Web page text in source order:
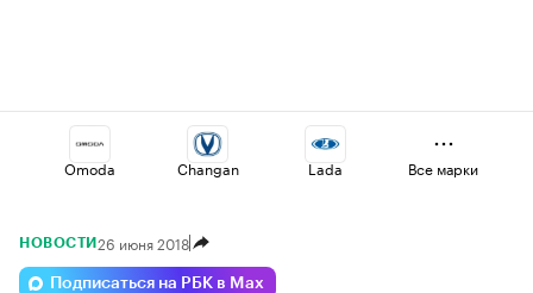
Omoda Changan Lada
Jaecoo Voyah
Все марки
НОВОСТИ 26 июня 2018
Подписаться на РБК в Max